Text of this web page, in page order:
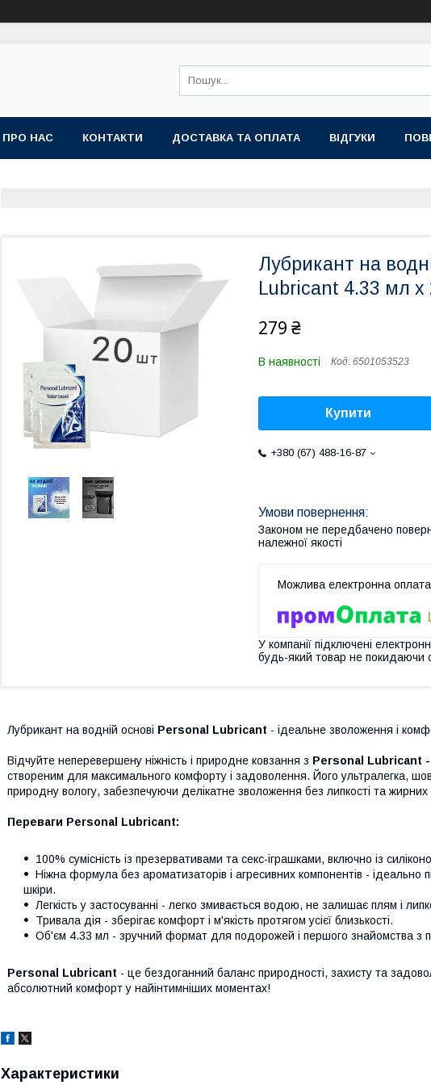
ПРО НАС КОНТАКТИ ДОСТАВКА ТА ОПЛАТА ВIДГУКИ
Лубрикант на
Lubricant 4.33 мл x
279 ₴
В наявності Код: 6501053523
Купити
+380 (67) 488-16-87
Законом не передбачено
належної якості
У компанії підключені
будь-який товар не покидаючи
Лубрикант на водній основі Personal Lubricant - ідеальне зволоження і
Відчуйте неперевершену ніжність і природне ковзання з Personal Lubricant -
створеним для максимального комфорту і задоволення. Його ультралегка,
природну вологу, забезпечуючи делікатне зволоження без липкості та жирних
Переваги Personal Lubricant:
100% сумісність із презервативами та секс-іграшками, включно із
Ніжна формула без ароматизаторів і агресивних компонентів - ідеально
шкіри.
Легкість у застосуванні - легко змивається водою, не залишає плям і
Тривала дія - зберігає комфорт і м'якість протягом усієї близькості.
Об'єм 4.33 мл - зручний формат для подорожей і першого знайомства з
Personal Lubricant - це бездоганний баланс природності, захисту та
абсолютний комфорт у найінтимніших моментах!
Характеристики